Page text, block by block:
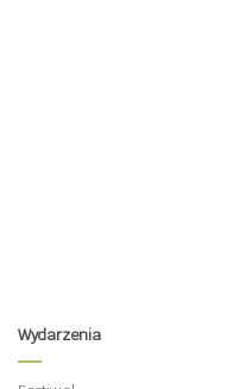
Wydarzenia